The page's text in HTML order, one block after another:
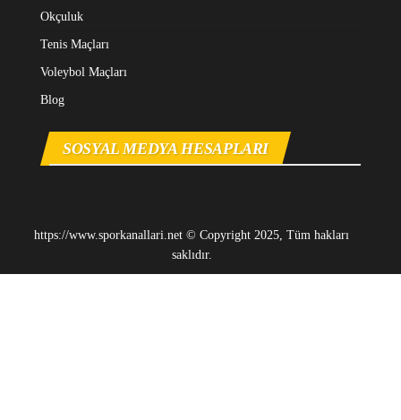
Okçuluk
Tenis Maçları
Voleybol Maçları
Blog
SOSYAL MEDYA HESAPLARI
https://www.sporkanallari.net © Copyright 2025, Tüm hakları
saklıdır.